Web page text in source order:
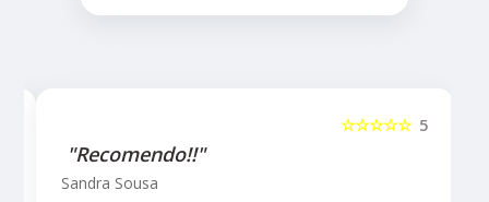
5
☆☆☆☆☆
"Recomendo!!"
Sandra Sousa